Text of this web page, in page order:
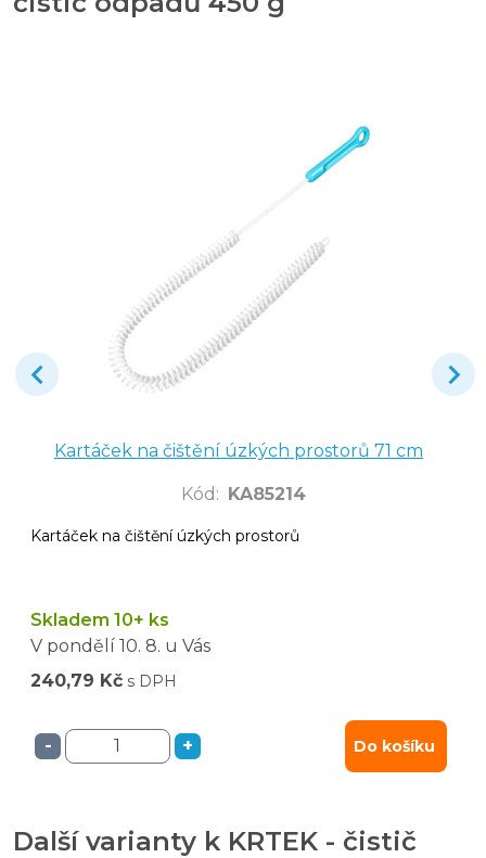
Kartáček na čištění úzkých prostorů 71 cm
Kód : KA85214
Kartáček na čištění úzkých prostorů
Skladem 10+ ks
V pondělí 10. 8. u Vás
240,79 Kč s DPH
- + Do košíku
Další varianty k KRTEK - čistič